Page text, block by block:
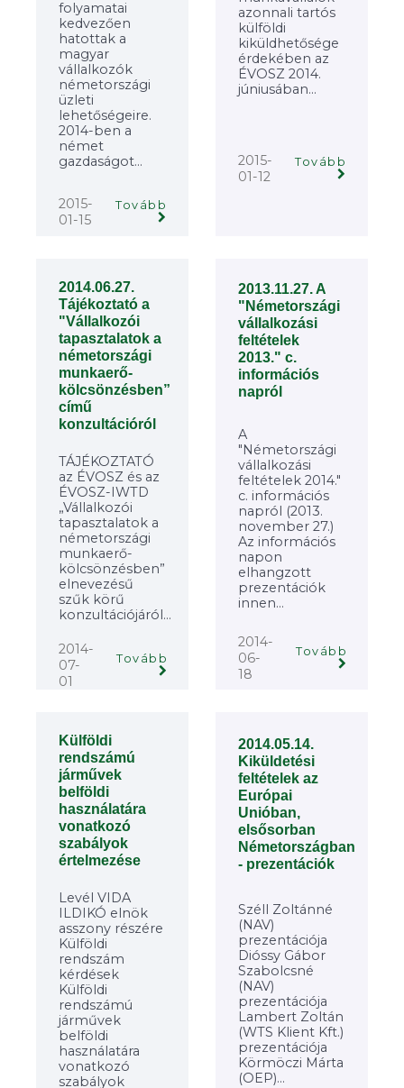
folyamatai
kedvezően
hatottak a
magyar
vállalkozók
németországi
üzleti
lehetőségeire.
2014-ben a
német
gazdaságot...
2015-
01-15
Tovább
azonnali tartós
külföldi
kiküldhetősége
érdekében az
ÉVOSZ 2014.
júniusában...
2015-
01-12
Tovább
2014.06.27.
Tájékoztató a
"Vállalkozói
tapasztalatok a
németországi
munkaerő-
kölcsönzésben”
című
konzultációról
TÁJÉKOZTATÓ
az ÉVOSZ és az
ÉVOSZ-IWTD
„Vállalkozói
tapasztalatok a
németországi
munkaerő-
kölcsönzésben”
elnevezésű
szűk körű
konzultációjáról...
2014-
07-
01
Tovább
2013.11.27. A
"Németországi
vállalkozási
feltételek
2013." c.
információs
napról
A
"Németországi
vállalkozási
feltételek 2014."
c. információs
napról (2013.
november 27.)
Az információs
napon
elhangzott
prezentációk
innen...
2014-
06-
18
Tovább
Külföldi
rendszámú
járművek
belföldi
használatára
vonatkozó
szabályok
értelmezése
Levél VIDA
ILDIKÓ elnök
asszony részére
Külföldi
rendszám
kérdések
Külföldi
rendszámú
járművek
belföldi
használatára
vonatkozó
szabályok
2014.05.14.
Kiküldetési
feltételek az
Európai
Unióban,
elsősorban
Németországban
- prezentációk
Széll Zoltánné
(NAV)
prezentációja
Dióssy Gábor
Szabolcsné
(NAV)
prezentációja
Lambert Zoltán
(WTS Klient Kft.)
prezentációja
Körmöczi Márta
(OEP)...